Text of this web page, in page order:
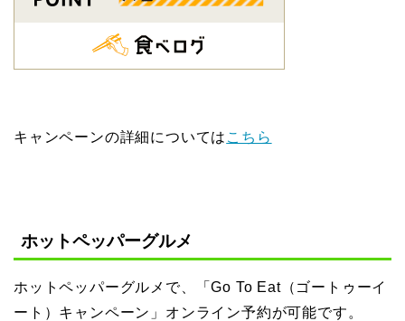
キャンペーンの詳細については こちら
ホットペッパーグルメ
ホットペッパーグルメで、「Go To Eat（ゴートゥーイ
ート）キャンペーン」オンライン予約が可能です。